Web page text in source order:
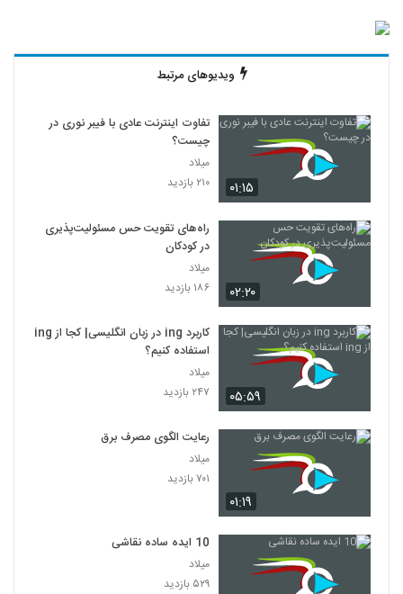
ویدیوهای مرتبط
۰۱:۱۵
تفاوت اینترنت عادی با فیبر نوری در
چیست؟
میلاد
۲۱۰ بازدید
۰۲:۲۰
راه‌های تقویت حس مسئولیت‌پذیری
در کودکان
میلاد
۱۸۶ بازدید
۰۵:۵۹
کاربرد ing در زبان انگلیسی| کجا از ing
استفاده کنیم؟
میلاد
۲۴۷ بازدید
۰۱:۱۹
رعایت الگوی مصرف برق
میلاد
۷۰۱ بازدید
10 ایده ساده نقاشی
میلاد
۵۲۹ بازدید